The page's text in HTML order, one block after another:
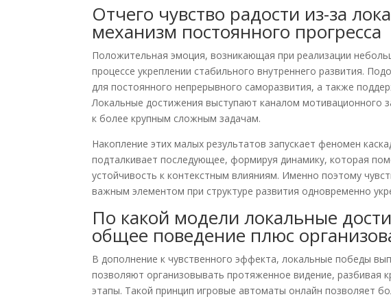
Отчего чувство радости из-за
механизм постоянного прогресса
Положительная эмоция, возникающая при реализации
процессе укреплении стабильного внутреннего развития.
для постоянного непрерывного саморазвития, а также
Локальные достижения выступают каналом мотивационного
к более крупным сложным задачам.
Накопление этих малых результатов запускает феномен
подталкивает последующее, формируя динамику, которая
устойчивость к контекстным влияниям. Именно поэтому
важным элементом при структуре развития одновременно
По какой модели локальные
общее поведение плюс
В дополнение к чувственного эффекта, локальные победы
позволяют организовывать протяженное видение, разбивая
этапы. Такой принцип игровые автоматы онлайн позволяет